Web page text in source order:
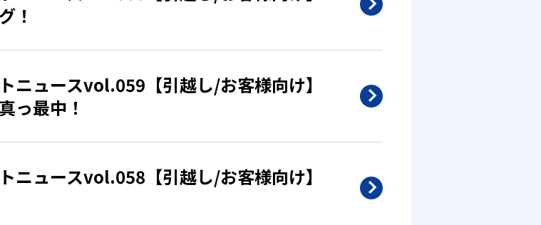
！
ニュースvol.059【引越し/お客様向け】
っ最中！
ニュースvol.058【引越し/お客様向け】